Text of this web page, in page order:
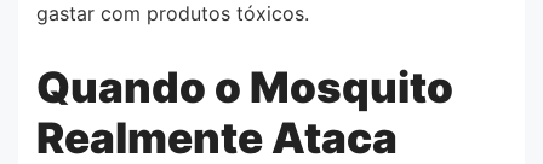
gastar com produtos tóxicos.
Quando o Mosquito
Realmente Ataca